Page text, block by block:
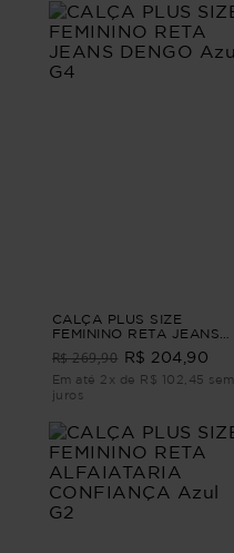
CALÇA PLUS SIZE
FEMININO RETA JEANS
DENGO Azul G4
R$ 269,90 R$ 204,90
Em até 2x de R$ 102,45 sem
juros